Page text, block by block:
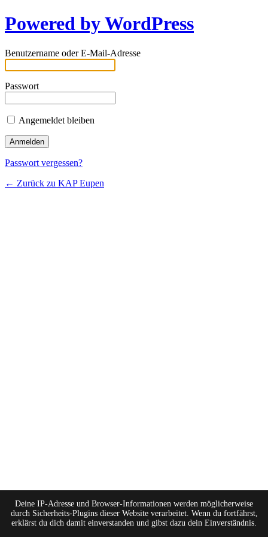
Powered by WordPress
Benutzername oder E-Mail-Adresse
Passwort
Angemeldet bleiben
Passwort vergessen?
← Zurück zu KAP Eupen
Deine IP-Adresse und Browser-Informationen werden möglicherweise
durch Sicherheits-Plugins dieser Website verarbeitet. Wenn du fortfährst,
erklärst du dich damit einverstanden und gibst dazu dein Einverständnis.